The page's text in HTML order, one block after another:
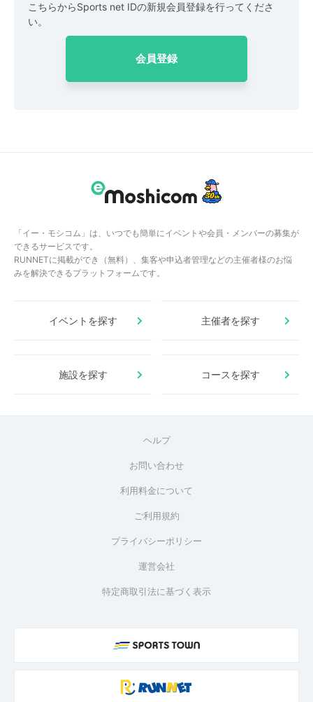
こちらからSports net IDの新規会員登録を行ってくださ
い。
会員登録
「イー・モシコム」は、いつでも簡単にイベントや会員・メンバーの募集が
できるサービスです。
RUNNETに掲載ができ（無料）、集客や申込者管理などの主催者様のお悩
みを解決できるプラットフォームです。
イベントを探す 主催者を探す
施設を探す コースを探す
ヘルプ
お問い合わせ
利用料金について
ご利用規約
プライバシーポリシー
運営会社
特定商取引法に基づく表示